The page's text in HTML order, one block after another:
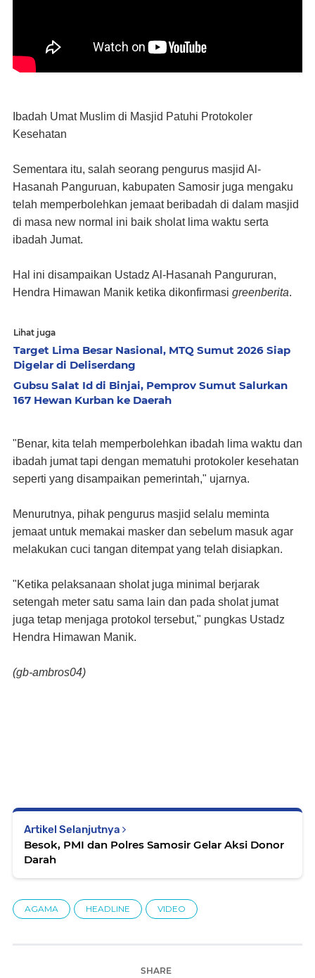
Ibadah Umat Muslim di Masjid Patuhi Protokoler
Kesehatan
Sementara itu, salah seorang pengurus masjid Al-
Hasanah Panguruan, kabupaten Samosir juga mengaku
telah memperbolehkan jemaat beribadah di dalam masjid
di masa new normal ini baik sholat lima waktu serta
ibadah Jumat.
Hal ini disampaikan Ustadz Al-Hasanah Pangururan,
Hendra Himawan Manik ketika dikonfirmasi greenberita.
Lihat juga
Target Lima Besar Nasional, MTQ Sumut 2026 Siap
Digelar di Deliserdang
Gubsu Salat Id di Binjai, Pemprov Sumut Salurkan
167 Hewan Kurban ke Daerah
"Benar, kita telah memperbolehkan ibadah lima waktu dan
ibadah jumat tapi dengan mematuhi protokoler kesehatan
seperti yang disampaikan pemerintah," ujarnya.
Menurutnya, pihak pengurus masjid selalu meminta
jemaat untuk memakai masker dan sebelum masuk agar
melakukan cuci tangan ditempat yang telah disiapkan.
"Ketika pelaksanaan sholat juga minimal berjarak
setengah meter satu sama lain dan pada sholat jumat
juga tetap menjaga protokol tersebut," pungkas Ustadz
Hendra Himawan Manik.
(gb-ambros04)
Artikel Selanjutnya
Besok, PMI dan Polres Samosir Gelar Aksi Donor
Darah
AGAMA HEADLINE VIDEO
SHARE